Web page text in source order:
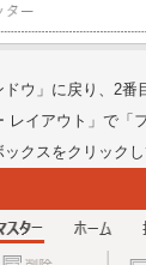
ドウ」に戻り、2
レイアウト」で「
クスをクリックし